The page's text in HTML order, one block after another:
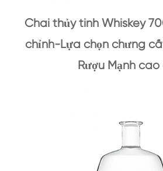
Chai thủy tinh Whiskey
chỉnh-Lựa chọn chưng
Rượu Mạnh